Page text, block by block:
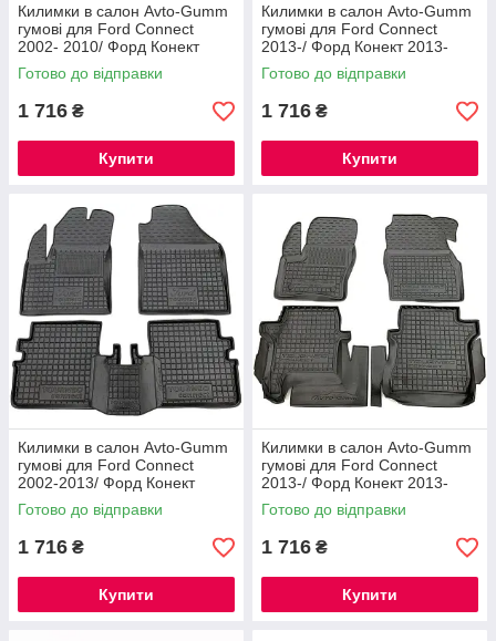
Гумові килимки Форд: найкращі
пропозиції
Килимки автомобільні Ford C-Max 2002-2010
Автомобільні килимки Форд, які точно вбережуть салон
від різноманітних забруднень. Матеріал виробів -
чорний поліуретан, який не має їдкого запаху.
Килимки в салон Avto-Gumm
гумові для Ford Connect
2002- 2010/ Форд Конект
2002- (довга база)
Готово до відправки
1 716 ₴
Купити
Килимки в салон Avto-Gumm
гумові для Ford Connect
2013-/ Форд Конект 2013-
(коротка база)
Готово до відправки
1 716 ₴
Купити
Килимки в салон Avto-Gumm
гумові для Ford Connect
2002-2013/ Форд Конект
2002- (коротка база)
Готово до відправки
1 716 ₴
Купити
Килимки в салон Avto-Gumm
гумові для Ford Connect
2013-/ Форд Конект 2013-
(довга база)
Готово до відправки
1 716 ₴
Купити